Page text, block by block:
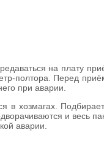
на плату
полтора. Перед
при аварии.
в хозмагах.
и весь
аварии.